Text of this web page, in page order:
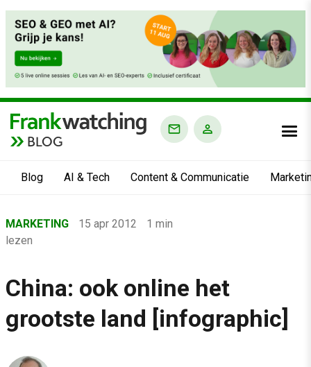
BLOG
Blog AI & Tech Content & Communicatie
›
Marketing
›
MARKETING 15 apr 2012
1 min
lezen
China: ook online het
grootste land [infographic]